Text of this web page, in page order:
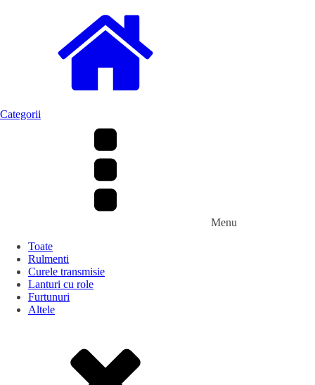
Categorii
Menu
Toate
Rulmenti
Curele transmisie
Lanturi cu role
Furtunuri
Altele